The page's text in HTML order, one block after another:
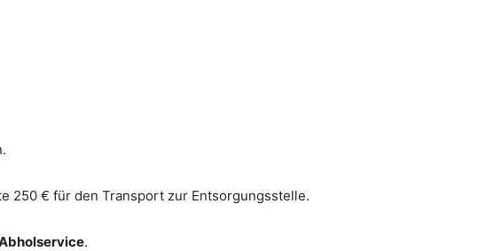
250 € für den Transport zur Entsorgungsstelle.
.